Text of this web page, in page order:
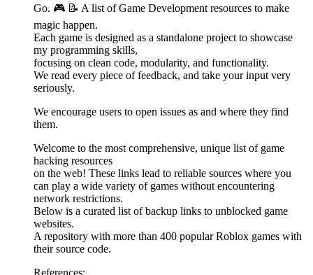
Go. 🎮 📝 A list of Game Development resources to make
magic happen.
Each game is designed as a standalone project to showcase
my programming skills,
focusing on clean code, modularity, and functionality.
We read every piece of feedback, and take your input very
seriously.
We encourage users to open issues as and where they find
them.
Welcome to the most comprehensive, unique list of game
hacking resources
on the web! These links lead to reliable sources where you
can play a wide variety of games without encountering
network restrictions.
Below is a curated list of backup links to unblocked game
websites.
A repository with more than 400 popular Roblox games with
their source code.
References: